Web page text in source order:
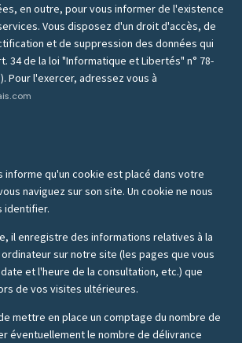
en outre, pour vous informer de l'existence
Vous disposez d'un droit d'accès, de
et de suppression des données qui
34 de la loi "Informatique et Libertés" n° 78-
Pour l'exercer, adressez vous à
informe qu'un cookie est placé dans votre
naviguez sur son site. Un cookie ne nous
identifier.
il enregistre des informations relatives à la
sur notre site (les pages que vous
et l'heure de la consultation, etc.) que
de vos visites ultérieures.
mettre en place un comptage du nombre de
éventuellement le nombre de délivrance